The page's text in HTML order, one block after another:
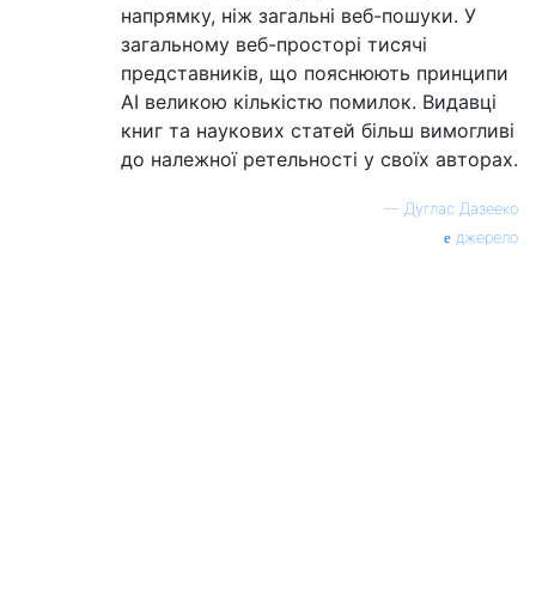
напрямку, ніж загальні веб-пошуки. У
загальному веб-просторі тисячі
представників, що пояснюють принципи
AI великою кількістю помилок. Видавці
книг та наукових статей більш вимогливі
до належної ретельності у своїх авторах.
— Дуглас Дазееко
джерело